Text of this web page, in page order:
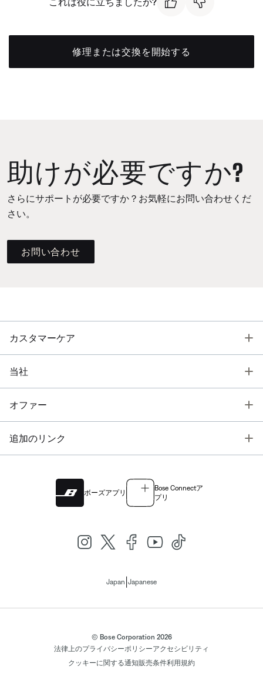
修理または交換を開始する
助けが必要ですか?
さらにサポートが必要ですか？お気軽にお問い合わせくだ
さい。
お問い合わせ
カスタマーケア
当社
オファー
追加のリンク
ボーズアプリ
Bose Connectア
プリ
Japan Japanese
© Bose Corporation 2026
法律上のプライバシーポリシーアクセシビリティ
クッキーに関する通知販売条件利用規約